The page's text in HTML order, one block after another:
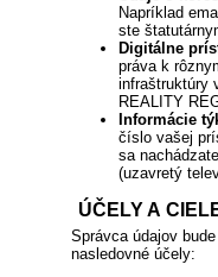
Napríklad
ste
Digitálne
práva k
infraštruktúry
REALITY
Informácie
číslo vašej
sa
(uzavretý
ÚČELY A
Správca údajov
nasledovné účely: